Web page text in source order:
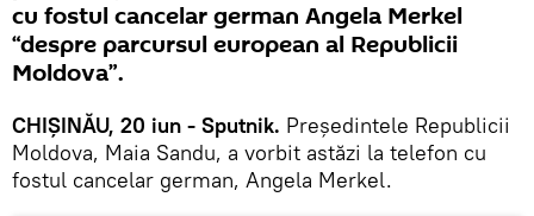
cu fostul cancelar german Angela Merkel
“despre parcursul european al Republicii
Moldova”.
CHIȘINĂU, 20 iun - Sputnik. Președintele Republicii
Moldova, Maia Sandu, a vorbit astăzi la telefon cu
fostul cancelar german, Angela Merkel.